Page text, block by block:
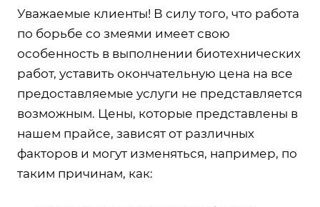
Уважаемые клиенты! В силу того, что работа
по борьбе со змеями имеет свою
особенность в выполнении биотехнических
работ, уставить окончательную цена на все
предоставляемые услуги не представляется
возможным. Цены, которые представлены в
нашем прайсе, зависят от различных
факторов и могут изменяться, например, по
таким причинам, как: